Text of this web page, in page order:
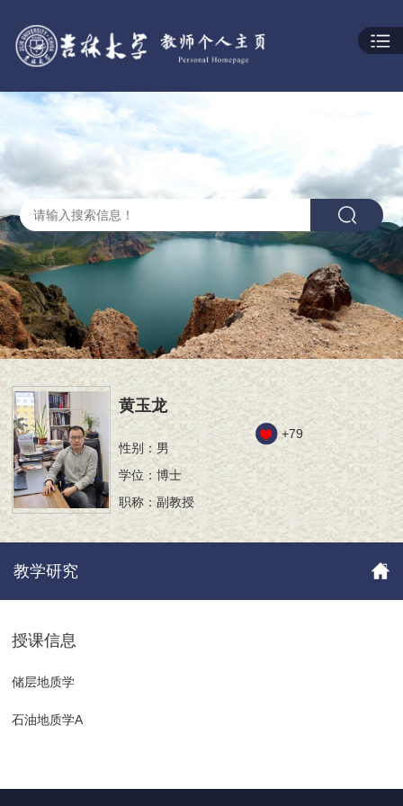
黄玉龙
性别：男
学位：博士
职称：副教授
+79
教学研究
授课信息
储层地质学
石油地质学A